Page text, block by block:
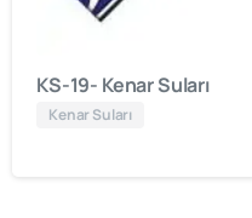
KS-19- Kenar Suları
Kenar Suları